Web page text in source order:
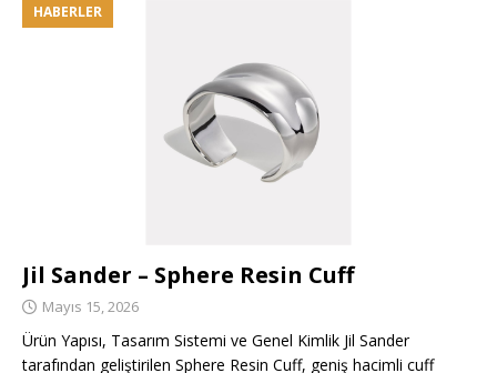
HABERLER
Jil Sander – Sphere Resin Cuff
Mayıs 15, 2026
Ürün Yapısı, Tasarım Sistemi ve Genel Kimlik Jil Sander
tarafından geliştirilen Sphere Resin Cuff, geniş hacimli cuff